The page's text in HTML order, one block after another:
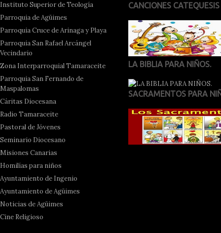
Instituto Superior de Teología
Parroquia de Agüimes
Parroquia Cruce de Arinaga y Playa
Parroquia San Rafael Arcángel
Vecindario
Zona Interparroquial Tamaraceite
Parroquia San Fernando de
Maspalomas
Cáritas Diocesana
Radio Tamaraceite
Pastoral de Jóvenes
Seminario Diocesano
Misiones Canarias
Homilías para niños
Ayuntamiento de Ingenio
Ayuntamiento de Agüimes
Noticias de Agüimes
Cine Religioso
CANCIONES CATEQUESIS
LA BIBLIA PARA NIÑOS.
SACRAMENTOS PARA